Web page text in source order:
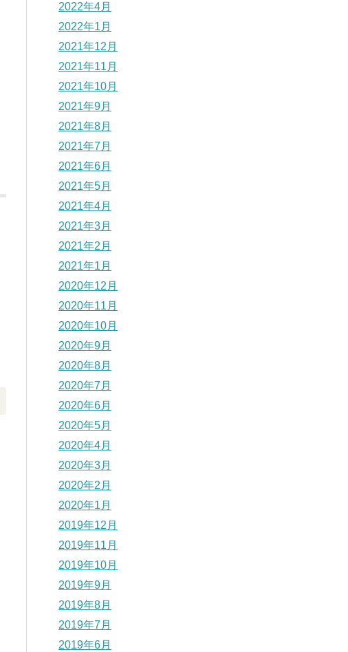
2022年4月
2022年1月
2021年12月
2021年11月
2021年10月
2021年9月
2021年8月
2021年7月
2021年6月
2021年5月
2021年4月
2021年3月
2021年2月
2021年1月
2020年12月
2020年11月
2020年10月
2020年9月
2020年8月
2020年7月
2020年6月
2020年5月
2020年4月
2020年3月
2020年2月
2020年1月
2019年12月
2019年11月
2019年10月
2019年9月
2019年8月
2019年7月
2019年6月